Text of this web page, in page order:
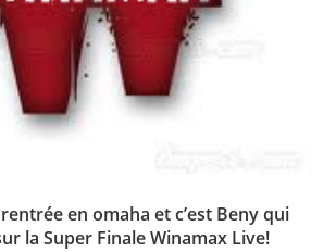
en omaha et c’est Beny qui
la Super Finale Winamax Live!